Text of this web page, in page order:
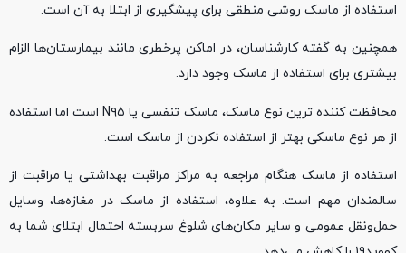
استفاده از ماسک روشی منطقی برای پیشگیری از ابتلا به آن است.
همچنین به گفته کارشناسان، در اماکن پرخطری مانند بیمارستان‌ها الزام
بیشتری برای استفاده از ماسک وجود دارد.
محافظت کننده ترین نوع ماسک، ماسک تنفسی یا N۹۵ است اما استفاده
از هر نوع ماسکی بهتر از استفاده نکردن از ماسک‌ است.
استفاده از ماسک هنگام مراجعه به مراکز مراقبت بهداشتی یا مراقبت از
سالمندان مهم است. به علاوه، استفاده از ماسک در مغازه‌ها، وسایل
حمل‌ونقل عمومی و سایر مکان‌های شلوغ سربسته احتمال ابتلای شما به